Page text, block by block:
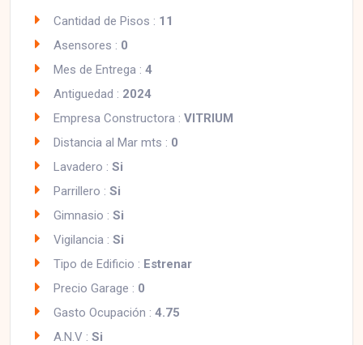
Cantidad de Pisos : 11
Asensores : 0
Mes de Entrega : 4
Antiguedad : 2024
Empresa Constructora : VITRIUM
Distancia al Mar mts : 0
Lavadero : Si
Parrillero : Si
Gimnasio : Si
Vigilancia : Si
Tipo de Edificio : Estrenar
Precio Garage : 0
Gasto Ocupación : 4.75
A.N.V : Si